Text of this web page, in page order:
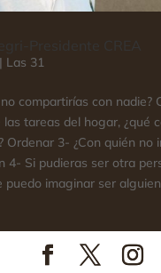
Las 31
compartirías con nadie?
tareas del hogar, ¿qué
Ordenar 3- ¿Con quién no
4- Si pudieras ser otra
puedo imaginar ser